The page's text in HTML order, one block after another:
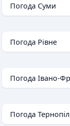
Погода Суми
Погода Рівне
Погода Івано-
Погода